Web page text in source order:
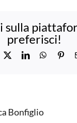
sulla
preferisci!
LinkedIn
Bonfiglio